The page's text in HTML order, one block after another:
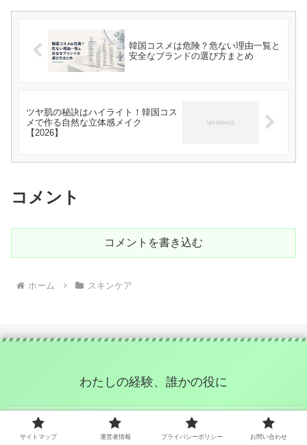
韓国コスメは危険？危ない理由一覧と
安全なブランドの選び方まとめ
ツヤ肌の秘訣はハイライト！韓国コス
メで作る自然な立体感メイク
【2026】
コメント
コメントを書き込む
ホーム スキンケア
わたしの経験、誰かの役に
サイトマップ
サイトマップ 運営者情報 プライバシーポリシー お問い合わせ